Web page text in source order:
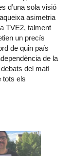
d’una sola visió
asimetria
TVE2, talment
un precís
de quin país
de la
del matí
tots els